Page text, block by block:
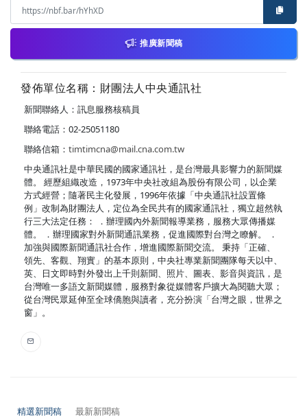
推廣新聞稿
發佈單位名稱：財團法人中央通訊社
新聞聯絡人：訊息服務核稿員
聯絡電話：02-25051180
聯絡信箱： timtimcna@mail.cna.com.tw
中央通訊社是中華民國的國家通訊社，是台灣最具影響力的新聞媒
體。 經歷組織改造，1973年中央社改組為股份有限公司，以企業
方式經營；隨著民主化發展，1996年依據「中央通訊社設置條
例」改制為財團法人，定位為全民共有的國家通訊社，獨立超然執
行三大法定任務： ．辦理國內外新聞報導業務，服務大眾傳播媒
體。 ．辦理國家對外新聞通訊業務，促進國際對台灣之瞭解。 ．
加強與國際新聞通訊社合作，增進國際新聞交流。 秉持「正確、
領先、客觀、翔實」的基本原則，中央社專業新聞團隊每天以中、
英、日文即時對外發出上千則新聞、照片、圖表、影音與資訊，是
台灣唯一多語文新聞媒體，服務對象從媒體客戶擴大為閱聽大眾；
從台灣民眾延伸至全球僑胞與讀者，充分扮演「台灣之眼，世界之
窗」。
精選新聞稿 最新新聞稿